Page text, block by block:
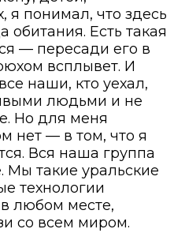
я понимал, что здесь
обитания. Есть такая
— пересади его в
всплывет. И
наши, кто уехал,
людьми и не
Но для меня
нет — в том, что я
Вся наша группа
Мы такие уральские
технологии
любом месте,
со всем миром.